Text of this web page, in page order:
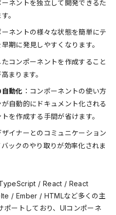
ーネントを独立して開発できるた
。
ーネントの様々な状態を簡単にテ
期に発見しやすくなります。
たコンポーネントを作成すること
まります。
自動化 ：コンポーネントの使い方
自動的にドキュメント化される
を作成する手間が省けます。
ザイナーとのコミュニケーション
ックのやり取りが効率化されま
/ React / React
/ Ember / HTMLなど多くの主
ポートしており、UIコンポーネ